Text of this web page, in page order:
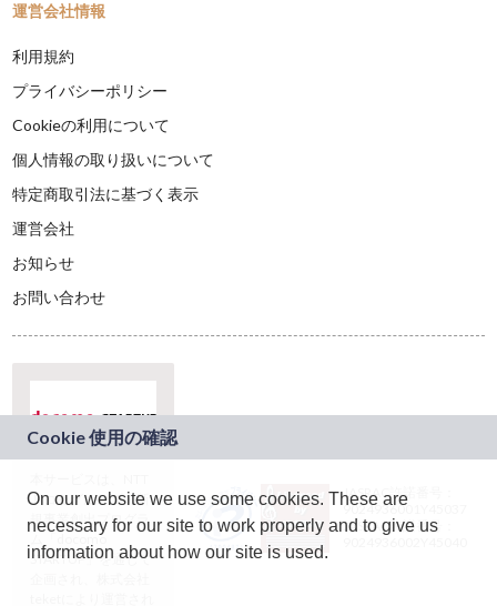
運営会社情報
利用規約
プライバシーポリシー
Cookieの利用について
個人情報の取り扱いについて
特定商取引法に基づく表示
運営会社
お知らせ
お問い合わせ
ドコモグループの新
規事業創出プログラ
ム「docomo
STARTUP」を通じて
JASRAC許諾番号：
9024936001Y45037
JASRAC許諾番号：
On our website we use some cookies. These are
necessary for our site to work properly and to give us
information about how our site is used.